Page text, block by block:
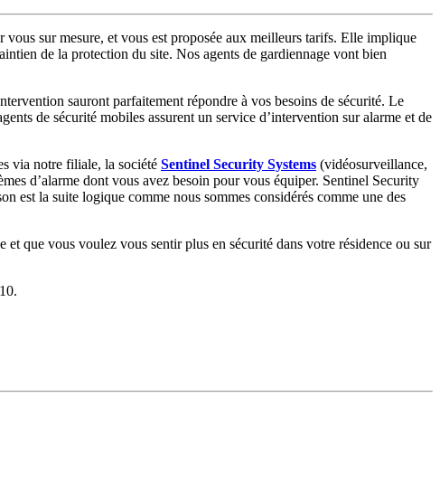
sur mesure, et vous est proposée aux meilleurs tarifs. Elle implique
de la protection du site. Nos agents de gardiennage vont bien
sauront parfaitement répondre à vos besoins de sécurité. Le
de sécurité mobiles assurent un service d’intervention sur alarme et de
via notre filiale, la société Sentinel Security Systems (vidéosurveillance,
d’alarme dont vous avez besoin pour vous équiper. Sentinel Security
est la suite logique comme nous sommes considérés comme une des
que vous voulez vous sentir plus en sécurité dans votre résidence ou sur